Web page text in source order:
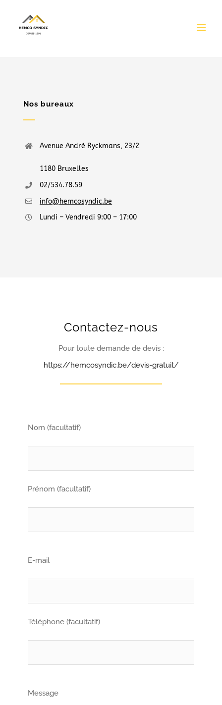
Nos bureaux
Avenue André Ryckmans, 23/2
1180 Bruxelles
02/534.78.59
info@hemcosyndic.be
Lundi – Vendredi 9:00 – 17:00
Contactez-nous
Pour toute demande de devis :
https://hemcosyndic.be/devis-gratuit/
Nom (facultatif)
Prénom (facultatif)
E-mail
Téléphone (facultatif)
Message